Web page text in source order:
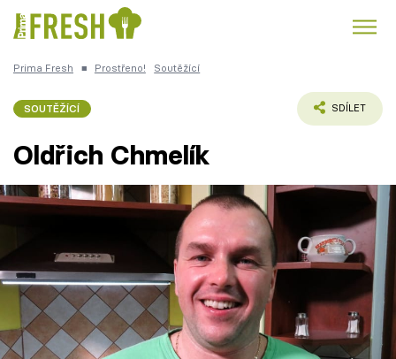
Česká kuchyně
Recepty
Články
Prima Fresh ■ Prostřeno! Soutěžící
SOUTĚŽÍCÍ SDÍLET
Oldřich Chmelík